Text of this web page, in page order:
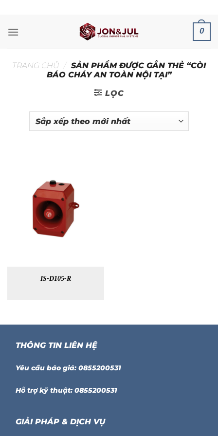
nội
0
TRANG CHỦ / SẢN PHẨM ĐƯỢC GẮN THẺ “CÒI
BÁO CHÁY AN TOÀN NỘI TẠI”
LỌC
IS-D105-R
THÔNG TIN LIÊN HỆ
Yêu cầu báo giá: 0855200531
Hỗ trợ kỹ thuật: 0855200531
GIẢI PHÁP & DỊCH VỤ